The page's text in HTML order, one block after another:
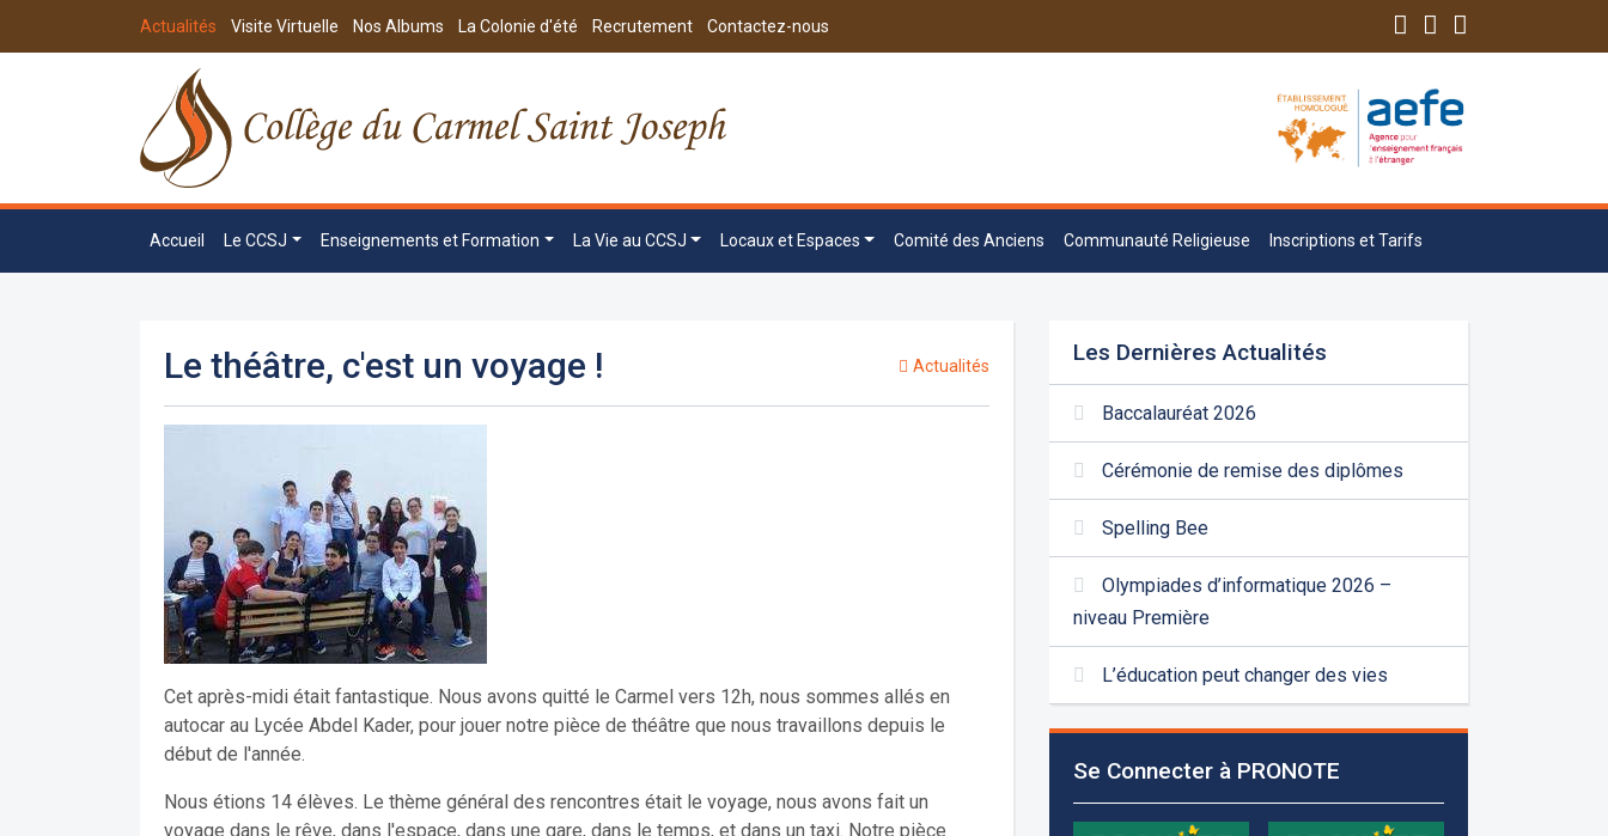
Actualités Visite Virtuelle Nos Albums La Colonie d'été Recrutement Contactez-nous
Accueil Le CCSJ Enseignements et Formation La Vie au CCSJ Locaux et Espaces Comité des Anciens Communauté Religieuse Inscriptions et Tarifs
Le théâtre, c'est un voyage ! Actualités
Cet après-midi était fantastique. Nous avons quitté le Carmel vers 12h, nous sommes allés en
autocar au Lycée Abdel Kader, pour jouer notre pièce de théâtre que nous travaillons depuis le
début de l'année.
Nous étions 14 élèves. Le thème général des rencontres était le voyage, nous avons fait un
voyage dans le rêve, dans l'espace, dans une gare, dans le temps, et dans un taxi. Notre pièce
Les Dernières Actualités
Baccalauréat 2026
Cérémonie de remise des diplômes
Spelling Bee
Olympiades d’informatique 2026 –
niveau Première
L’éducation peut changer des vies
Se Connecter à PRONOTE